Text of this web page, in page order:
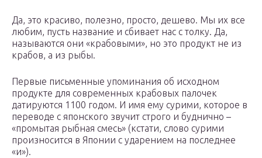
Да, это красиво, полезно, просто, дешево. Мы их все
любим, пусть название и сбивает нас с толку. Да,
называются они «крабовыми», но это продукт не из
крабов, а из рыбы.
Первые письменные упоминания об исходном
продукте для современных крабовых палочек
датируются 1100 годом. И имя ему сурими, которое в
переводе с японского звучит строго и буднично –
«промытая рыбная смесь» (кстати, слово сурими
произносится в Японии с ударением на последнее
«и»).